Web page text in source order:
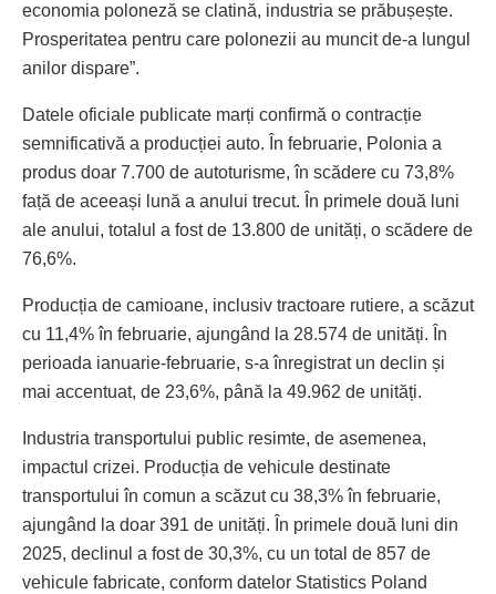
economia poloneză se clatină, industria se prăbușește.
Prosperitatea pentru care polonezii au muncit de-a lungul
anilor dispare”.
Datele oficiale publicate marți confirmă o contracție
semnificativă a producției auto. În februarie, Polonia a
produs doar 7.700 de autoturisme, în scădere cu 73,8%
față de aceeași lună a anului trecut. În primele două luni
ale anului, totalul a fost de 13.800 de unități, o scădere de
76,6%.
Producția de camioane, inclusiv tractoare rutiere, a scăzut
cu 11,4% în februarie, ajungând la 28.574 de unități. În
perioada ianuarie-februarie, s-a înregistrat un declin și
mai accentuat, de 23,6%, până la 49.962 de unități.
Industria transportului public resimte, de asemenea,
impactul crizei. Producția de vehicule destinate
transportului în comun a scăzut cu 38,3% în februarie,
ajungând la doar 391 de unități. În primele două luni din
2025, declinul a fost de 30,3%, cu un total de 857 de
vehicule fabricate, conform datelor Statistics Poland